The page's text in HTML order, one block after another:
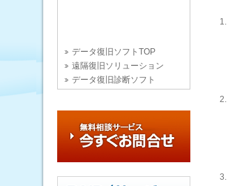
データ復旧ソフトTOP
遠隔復旧ソリューション
データ復旧診断ソフト